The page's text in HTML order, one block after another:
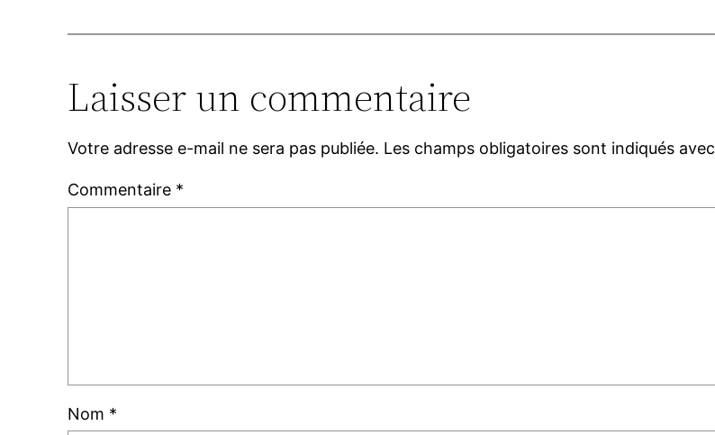
Laisser un commentaire
Votre adresse e-mail ne sera pas publiée. Les champs obligatoires sont indiqués avec
Commentaire *
Nom *